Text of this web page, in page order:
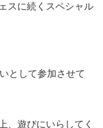
スに続くスペシャル
として参加させて
、遊びにいらしてく